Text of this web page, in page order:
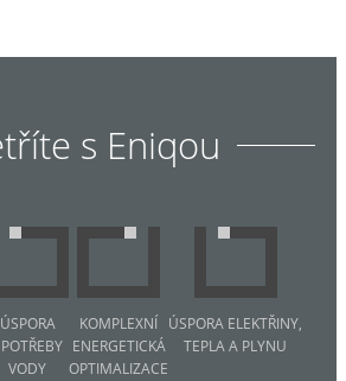
s Eniqou
ÚSPORA
VODY
KOMPLEXNÍ
ENERGETICKÁ
OPTIMALIZACE
ÚSPORA ELEKTŘINY,
TEPLA A PLYNU